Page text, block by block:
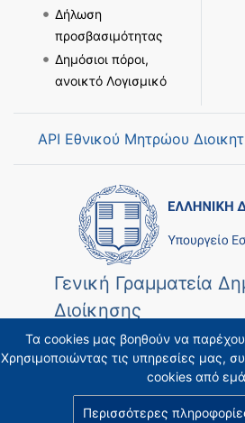
Τα cookies μας βοηθούν να
Χρησιμοποιώντας τις υπηρεσίες μας,
cookies από
Περισσότερες
Δήλωση
προσβασιμότητας
Δημόσιοι πόροι,
ανοικτό Λογισμικό
API Εθνικού Μητρώου
Γενική Γραμματεία
Διοίκησης